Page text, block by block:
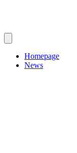
Homepage
News